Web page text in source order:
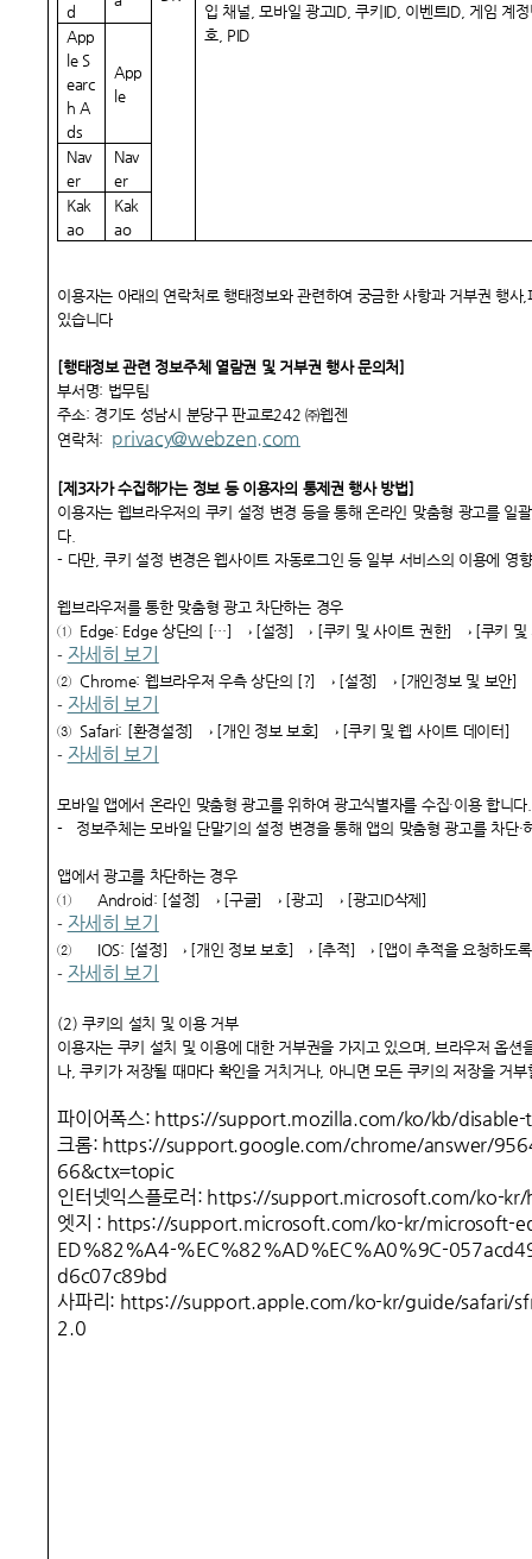
입 채널, 모바일 광고ID, 쿠키ID, 이벤트ID, 게임 계정
호, PID
d
App
le S
earc
h A
ds
App
le
Nav
er
Nav
er
Kak
ao
Kak
ao
이용자는 아래의 연락처로 행태정보와 관련하여 궁금한 사항과 거부권 행사
있습니다
[행태정보 관련 정보주체 열람권 및 거부권 행사 문의처]
부서명: 법무팀
주소: 경기도 성남시 분당구 판교로242 ㈜웹젠
연락처: privacy@webzen.com
[제3자가 수집해가는 정보 등 이용자의 통제권 행사 방법]
이용자는 웹브라우저의 쿠키 설정 변경 등을 통해 온라인 맞춤형 광고를 일
다.
- 다만, 쿠키 설정 변경은 웹사이트 자동로그인 등 일부 서비스의 이용에 영
웹브라우저를 통한 맞춤형 광고 차단하는 경우
① Edge: Edge 상단의 […] → [설정] → [쿠키 및 사이트 권한] → [쿠키 및
- 자세히 보기
② Chrome: 웹브라우저 우측 상단의 [?] → [설정] → [개인정보 및 보안] →
- 자세히 보기
③ Safari: [환경설정] → [개인 정보 보호] → [쿠키 및 웹 사이트 데이터]
- 자세히 보기
모바일 앱에서 온라인 맞춤형 광고를 위하여 광고식별자를 수집·이용 합니다.
- 정보주체는 모바일 단말기의 설정 변경을 통해 앱의 맞춤형 광고를 차단·
앱에서 광고를 차단하는 경우
① Android: [설정] → [구글] → [광고] → [광고ID삭제]
- 자세히 보기
② IOS: [설정] → [개인 정보 보호] → [추적] → [앱이 추적을 요청하도록
- 자세히 보기
(2) 쿠키의 설치 및 이용 거부
이용자는 쿠키 설치 및 이용에 대한 거부권을 가지고 있으며, 브라우저 옵션
나, 쿠키가 저장될 때마다 확인을 거치거나, 아니면 모든 쿠키의 저장을 거
파이어폭스: https://support.mozilla.com/ko/kb/disable-
크롬: https://support.google.com/chrome/answer/
66&ctx=topic
인터넷익스플로러: https://support.microsoft.com/ko-
엣지 : https://support.microsoft.com/ko-kr/microsoft-
ED%82%A4-%EC%82%AD%EC%A0%9C-
d6c07c89bd
사파리: https://support.apple.com/ko-kr/guide/safari/
2.0